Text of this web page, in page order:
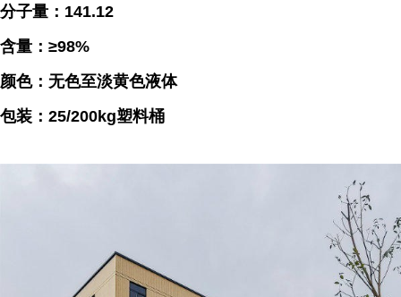
分子量：141.12
含量：≥98%
颜色：无色至淡黄色液体
包装：25/200kg塑料桶